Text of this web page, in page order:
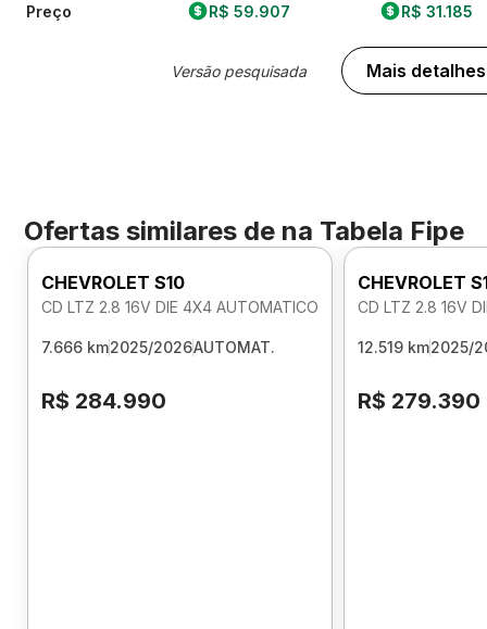
Preço R$ 59.907
Versão pesquisada
R$ 31.185
Mais detalhes
Ofertas similares de na Tabela Fipe
CHEVROLET S10
CD LTZ 2.8 16V DIE 4X4 AUTOMATICO
7.666 km2025/2026AUTOMAT.
R$ 284.990
CHEVROLET
CD LTZ 2.8 16V
12.519 km2025/
R$ 279.390